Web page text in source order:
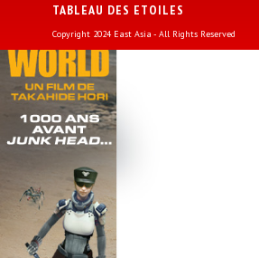
TABLEAU DES ETOILES
Copyright 2024 East Asia - All Rights Reserved